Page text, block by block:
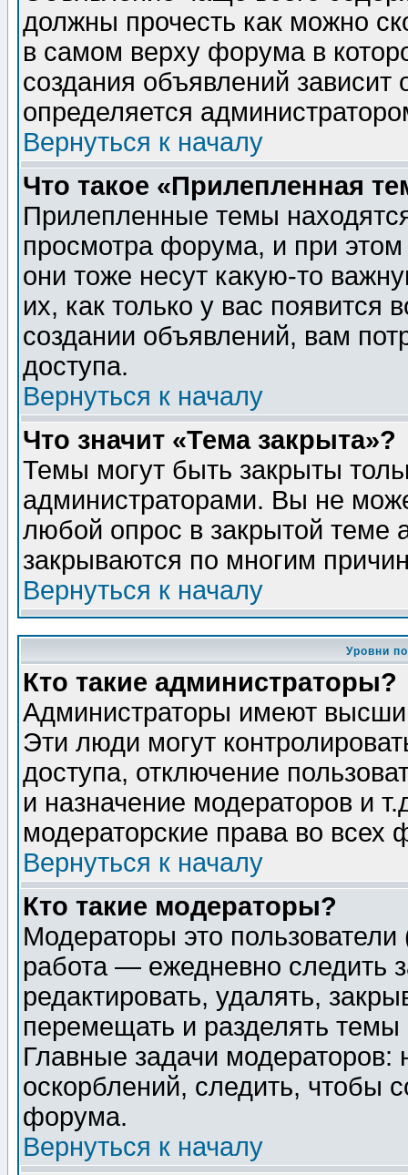
должны прочесть как можно
в самом верху форума в
создания объявлений зависит
определяется
Вернуться к началу
Что такое «Прилепленная
Прилепленные темы
просмотра форума, и при
они тоже несут какую-то
их, как только у вас появится
создании объявлений, вам
доступа.
Вернуться к началу
Что значит «Тема закрыта»?
Темы могут быть закрыты
администраторами. Вы не
любой опрос в закрытой теме
закрываются по многим
Вернуться к началу
Уровни
Кто такие администраторы?
Администраторы имеют
Эти люди могут
доступа, отключение
и назначение модераторов и
модераторские права во всех
Вернуться к началу
Кто такие модераторы?
Модераторы это
работа — ежедневно следить
редактировать, удалять,
перемещать и разделять
Главные задачи
оскорблений, следить, чтобы
форума.
Вернуться к началу